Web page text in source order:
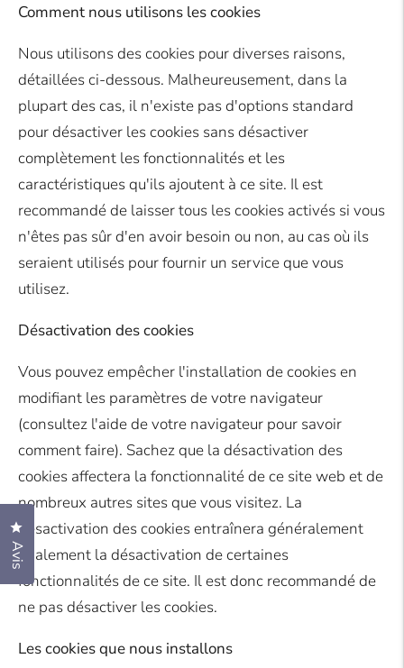
Comment nous utilisons les cookies
Nous utilisons des cookies pour diverses raisons,
détaillées ci-dessous. Malheureusement, dans la
plupart des cas, il n'existe pas d'options standard
pour désactiver les cookies sans désactiver
complètement les fonctionnalités et les
caractéristiques qu'ils ajoutent à ce site. Il est
recommandé de laisser tous les cookies activés si vous
n'êtes pas sûr d'en avoir besoin ou non, au cas où ils
seraient utilisés pour fournir un service que vous
utilisez.
Désactivation des cookies
Vous pouvez empêcher l'installation de cookies en
modifiant les paramètres de votre navigateur
(consultez l'aide de votre navigateur pour savoir
comment faire). Sachez que la désactivation des
cookies affectera la fonctionnalité de ce site web et de
nombreux autres sites que vous visitez. La
désactivation des cookies entraînera généralement
également la désactivation de certaines
fonctionnalités de ce site. Il est donc recommandé de
ne pas désactiver les cookies.
Les cookies que nous installons
Avis
Cliquez pour ouvrir la fenêtre des avis